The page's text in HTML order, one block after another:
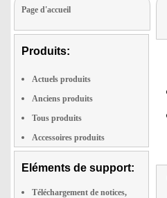
Page d'accueil
Produits:
Actuels produits
Anciens produits
Tous produits
Accessoires produits
Eléments de support:
Téléchargement de notices,